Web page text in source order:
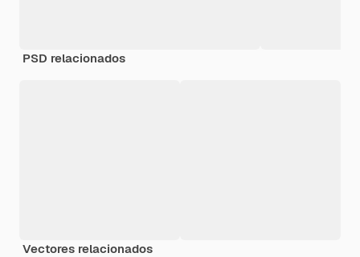
PSD relacionados
Vectores relacionados